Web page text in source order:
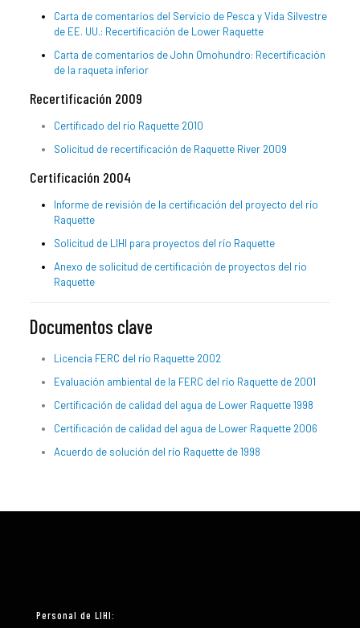
Carta de comentarios del Servicio de Pesca y Vida Silvestre
de EE. UU.: Recertificación de Lower Raquette
Carta de comentarios de John Omohundro: Recertificación
de la raqueta inferior
Recertificación 2009
Certificado del río Raquette 2010
Solicitud de recertificación de Raquette River 2009
Certificación 2004
Informe de revisión de la certificación del proyecto del río
Raquette
Solicitud de LIHI para proyectos del río Raquette
Anexo de solicitud de certificación de proyectos del río
Raquette
Documentos clave
Licencia FERC del río Raquette 2002
Evaluación ambiental de la FERC del río Raquette de 2001
Certificación de calidad del agua de Lower Raquette 1998
Certificación de calidad del agua de Lower Raquette 2006
Acuerdo de solución del río Raquette de 1998
Personal de LIHI: